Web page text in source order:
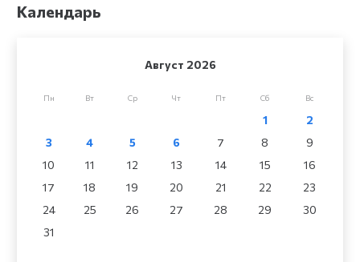
Календарь
Август 2026
Пн Вт Ср Чт Пт Сб Вс
1
2
3
4 5 6 7 8
9
10
11 12 13 14 15
16
17
18 19 20 21 22
23
24
25 26 27 28 29
30
31